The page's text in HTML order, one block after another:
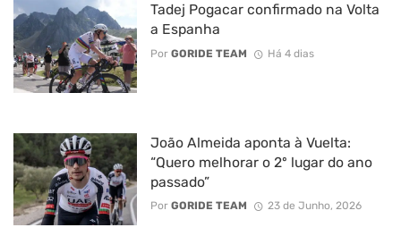
Tadej Pogacar confirmado na Volta
a Espanha
Por GORIDE TEAM Há 4 dias
João Almeida aponta à Vuelta:
“Quero melhorar o 2º lugar do ano
passado”
Por GORIDE TEAM 23 de Junho, 2026